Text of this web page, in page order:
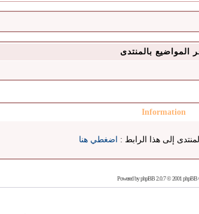
المواضيع بالمنتدى
Information
إلى هذا الرابط : اضغطي هنا
Powered byphpBB2.0.7 © 2001 phpBB